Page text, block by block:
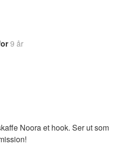
9 år
Noora et hook. Ser ut som